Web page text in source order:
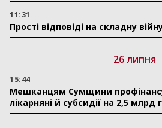
11:31
Прості відповіді на складну
26 липня
15:44
Мешканцям Сумщини
лікарняні й субсидії на 2,5 млрд